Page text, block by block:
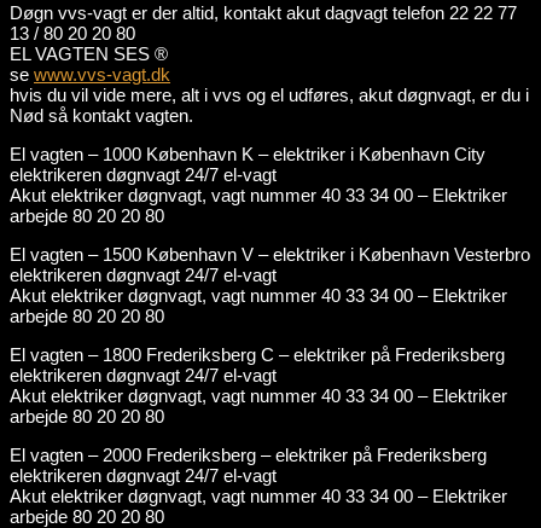
Døgn vvs-vagt er der altid, kontakt akut dagvagt telefon 22 22 77
13 / 80 20 20 80
EL VAGTEN SES ®
se www.vvs-vagt.dk
hvis du vil vide mere, alt i vvs og el udføres, akut døgnvagt, er du i
Nød så kontakt vagten.
El vagten – 1000 København K – elektriker i København City
elektrikeren døgnvagt 24/7 el-vagt
Akut elektriker døgnvagt, vagt nummer 40 33 34 00 – Elektriker
arbejde 80 20 20 80
El vagten – 1500 København V – elektriker i København Vesterbro
elektrikeren døgnvagt 24/7 el-vagt
Akut elektriker døgnvagt, vagt nummer 40 33 34 00 – Elektriker
arbejde 80 20 20 80
El vagten – 1800 Frederiksberg C – elektriker på Frederiksberg
elektrikeren døgnvagt 24/7 el-vagt
Akut elektriker døgnvagt, vagt nummer 40 33 34 00 – Elektriker
arbejde 80 20 20 80
El vagten – 2000 Frederiksberg – elektriker på Frederiksberg
elektrikeren døgnvagt 24/7 el-vagt
Akut elektriker døgnvagt, vagt nummer 40 33 34 00 – Elektriker
arbejde 80 20 20 80